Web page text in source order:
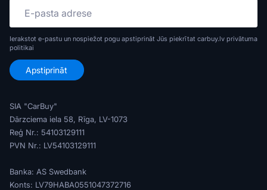
Ierakstot e-pastu un nospiežot pogu apstiprināt Jūs piekrītat carbuy.lv privātuma
politikai
SIA "CarBuy"
Dārzciema iela 58, Rīga, LV-1073
Reģ Nr.: 54103129111
PVN Nr.: LV54103129111
Banka: AS Swedbank
Konts: LV79HABA0551047372716